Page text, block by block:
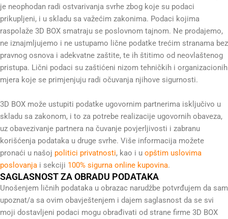
je neophodan radi ostvarivanja svrhe zbog koje su podaci
prikupljeni, i u skladu sa važećim zakonima. Podaci kojima
raspolaže 3D BOX smatraju se poslovnom tajnom. Ne prodajemo,
ne iznajmljujemo i ne ustupamo lične podatke trećim stranama bez
pravnog osnova i adekvatne zaštite, te ih štitimo od neovlaštenog
pristupa. Lični podaci su zaštićeni nizom tehničkih i organizacionih
mjera koje se primjenjuju radi očuvanja njihove sigurnosti.
3D BOX može ustupiti podatke ugovornim partnerima isključivo u
skladu sa zakonom, i to za potrebe realizacije ugovornih obaveza,
uz obavezivanje partnera na čuvanje povjerljivosti i zabranu
korišćenja podataka u druge svrhe. Više informacija možete
pronaći u našoj politici privatnosti, kao i u opštim uslovima
poslovanja i sekciji 100% sigurna online kupovina.
SAGLASNOST ZA OBRADU PODATAKA
Unošenjem ličnih podataka u obrazac narudžbe potvrđujem da sam
upoznat/a sa ovim obavještenjem i dajem saglasnost da se svi
moji dostavljeni podaci mogu obrađivati od strane firme 3D BOX